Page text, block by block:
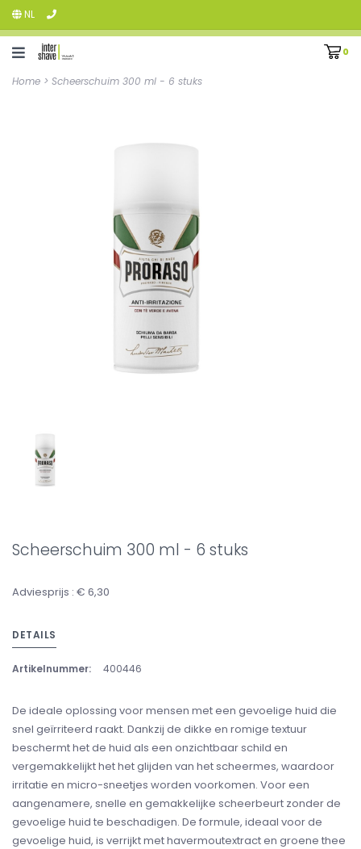
NL
0
Home > Scheerschuim 300 ml - 6 stuks
Scheerschuim 300 ml - 6 stuks
Adviesprijs : € 6,30
DETAILS
Artikelnummer: 400446
De ideale oplossing voor mensen met een gevoelige huid die
snel geïrriteerd raakt. Dankzij de dikke en romige textuur
beschermt het de huid als een onzichtbaar schild en
vergemakkelijkt het het glijden van het scheermes, waardoor
irritatie en micro-sneetjes worden voorkomen. Voor een
aangenamere, snelle en gemakkelijke scheerbeurt zonder de
gevoelige huid te beschadigen. De formule, ideaal voor de
gevoelige huid, is verrijkt met havermoutextract en groene thee